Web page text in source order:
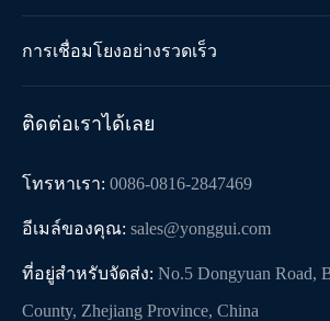
การเชื่อมโยงอย่างรวดเร็ว
ติดต่อเราได้เลย
โทรหาเรา: 0086-0816-2847469
อีเมล์ของคุณ: sales@yonggui.com
ที่อยู่สำหรับจัดส่ง: No.5 Dongyuan Road,
County, Zhejiang Province, China